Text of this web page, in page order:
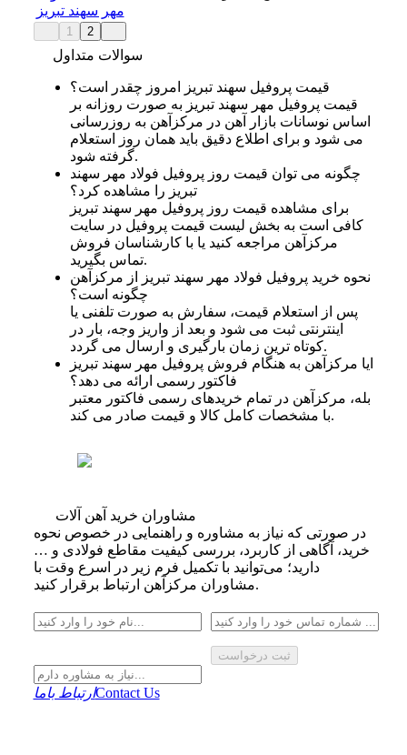
مهر سهند تبریز
1 2
سوالات متداول
قیمت پروفیل سهند تبریز امروز چقدر است؟
قیمت پروفیل مهر سهند تبریز به صورت روزانه بر
اساس نوسانات بازار آهن در مرکزآهن به روزرسانی
می شود و برای اطلاع دقیق باید همان روز استعلام
گرفته شود.
چگونه می توان قیمت روز پروفیل فولاد مهر سهند
تبریز را مشاهده کرد؟
برای مشاهده قیمت روز پروفیل مهر سهند تبریز
کافی است به بخش لیست قیمت پروفیل در سایت
مرکزآهن مراجعه کنید یا با کارشناسان فروش
تماس بگیرید.
نحوه خرید پروفیل فولاد مهر سهند تبریز از مرکزآهن
چگونه است؟
پس از استعلام قیمت، سفارش به صورت تلفنی یا
اینترنتی ثبت می شود و بعد از واریز وجه، بار در
کوتاه ترین زمان بارگیری و ارسال می گردد.
ایا مرکزآهن به هنگام فروش پروفیل مهر سهند تبریز
فاکتور رسمی ارائه می دهد؟
بله، مرکزآهن در تمام خریدهای رسمی فاکتور معتبر
با مشخصات کامل کالا و قیمت صادر می کند.
مشاوران خرید آهن آلات
در صورتی که نیاز به مشاوره و راهنمایی در خصوص نحوه
خرید، آگاهی از کاربرد، بررسی کیفیت مقاطع فولادی و …
دارید؛ می‌توانید با تکمیل فرم زیر در اسرع وقت با
مشاوران مرکزآهن ارتباط برقرار کنید.
ثبت درخواست
ارتباط باماContact Us